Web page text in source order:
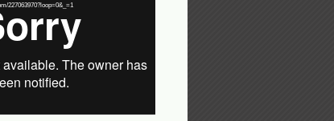
227063970?loop=0&_=1